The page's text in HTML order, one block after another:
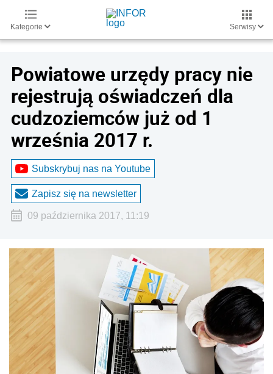
Kategorie Serwisy
Powiatowe urzędy pracy nie
rejestrują oświadczeń dla
cudzoziemców już od 1
września 2017 r.
Subskrybuj nas na Youtube
Zapisz się na newsletter
09 października 2017, 11:19